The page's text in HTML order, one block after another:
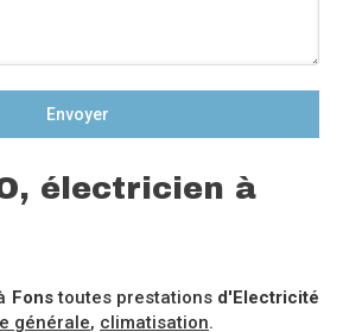
Envoyer
électricien à
Fonstoutes prestationsd'Electricité
générale, climatisation.